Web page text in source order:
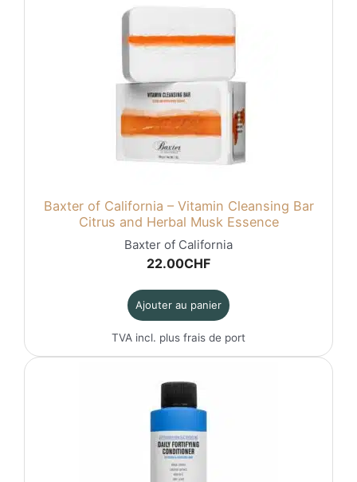
Baxter of California – Vitamin Cleansing Bar
Citrus and Herbal Musk Essence
Baxter of California
22.00CHF
Ajouter au panier
TVA incl. plus frais de port